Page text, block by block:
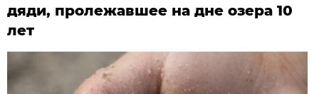
дяди, пролежавшее на дне озера 10
лет